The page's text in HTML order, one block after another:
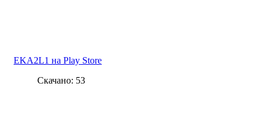
EKA2L1 на Play Store
Скачано: 53